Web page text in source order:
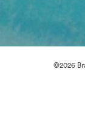
©2026